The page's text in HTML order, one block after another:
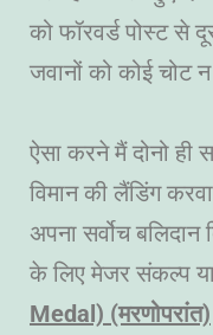
को फॉरवर्ड पोस्ट से
जवानों को कोई चोट
ऐसा करने मैं दोनो ही
विमान की लैंडिंग
अपना सर्वोच
के लिए मेजर संकल्प
Medal) (मरणोपरांत)